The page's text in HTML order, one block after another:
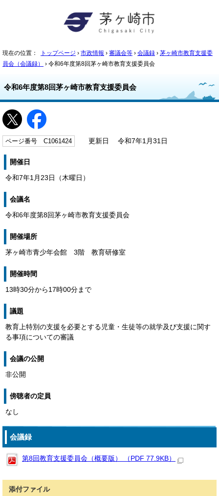
現在の位置： トップページ › 市政情報 › 審議会等 › 会議録 › 茅ヶ崎市教育支援委
員会（会議録）
› 令和6年度第8回茅ヶ崎市教育支援委員会
令和6年度第8回茅ヶ崎市教育支援委員会
ページ番号 C1061424 更新日 令和7年1月31日
開催日
令和7年1月23日（木曜日）
会議名
令和6年度第8回茅ヶ崎市教育支援委員会
開催場所
茅ヶ崎市青少年会館 3階 教育研修室
開催時間
13時30分から17時00分まで
議題
教育上特別の支援を必要とする児童・生徒等の就学及び支援に関す
る事項についての審議
会議の公開
非公開
傍聴者の定員
なし
会議録
第8回教育支援委員会（概要版） （PDF 77.9KB）
添付ファイル